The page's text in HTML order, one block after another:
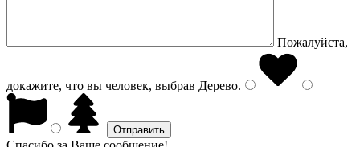
Пожалуйста,
докажите, что вы человек, выбрав Дерево.